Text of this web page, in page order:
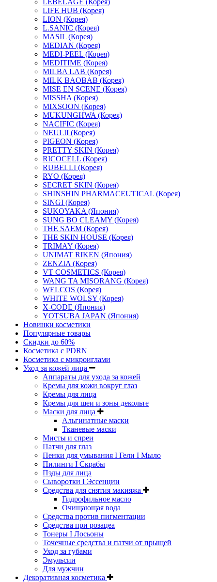
LEBELAGE (Корея)
LIFE HUB (Корея)
LION (Корея)
L.SANIC (Корея)
MASIL (Корея)
MEDIAN (Корея)
MEDI-PEEL (Корея)
MEDITIME (Корея)
MILBA LAB (Корея)
MILK BAOBAB (Корея)
MISE EN SCENE (Корея)
MISSHA (Корея)
MIXSOON (Корея)
MUKUNGHWA (Корея)
NACIFIC (Корея)
NEULII (Корея)
PIGEON (Корея)
PRETTY SKIN (Корея)
RICOCELL (Корея)
RUBELLI (Корея)
RYO (Корея)
SECRET SKIN (Корея)
SHINSHIN PHARMACEUTICAL (Корея)
SINGI (Корея)
SUKOYAKA (Япония)
SUNG BO CLEAMY (Корея)
THE SAEM (Корея)
THE SKIN HOUSE (Корея)
TRIMAY (Корея)
UNIMAT RIKEN (Япония)
ZENZIA (Корея)
VT COSMETICS (Корея)
WANG TA MISORANG (Корея)
WELCOS (Корея)
WHITE WOLSY (Корея)
X-CODE (Япония)
YOTSUBA JAPAN (Япония)
Новинки косметики
Популярные товары
Скидки до 60%
Косметика с PDRN
Косметика с микроиглами
Уход за кожей лица
Аппараты для ухода за кожей
Кремы для кожи вокруг глаз
Кремы для лица
Кремы для шеи и зоны декольте
Маски для лица
Альгинатные маски
Тканевые маски
Мисты и спреи
Патчи для глаз
Пенки для умывания I Гели I Мыло
Пилинги I Cкрабы
Пэды для лица
Сыворотки I Эссенции
Средства для снятия макияжа
Гидрофильное масло
Очищающая вода
Средства против пигментации
Средства при розацеа
Тонеры I Лосьоны
Точечные средства и патчи от прыщей
Уход за губами
Эмульсии
Для мужчин
Декоративная косметика